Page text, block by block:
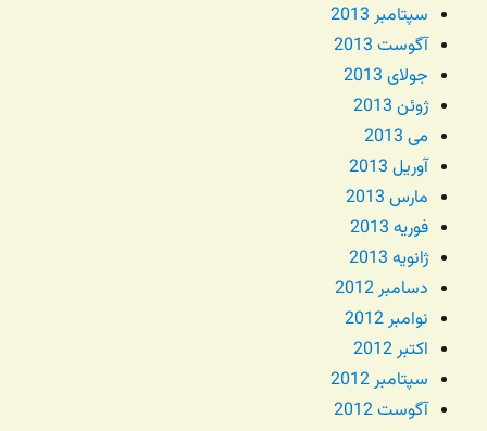
سپتامبر 2013
آگوست 2013
جولای 2013
ژوئن 2013
می 2013
آوریل 2013
مارس 2013
فوریه 2013
ژانویه 2013
دسامبر 2012
نوامبر 2012
اکتبر 2012
سپتامبر 2012
آگوست 2012